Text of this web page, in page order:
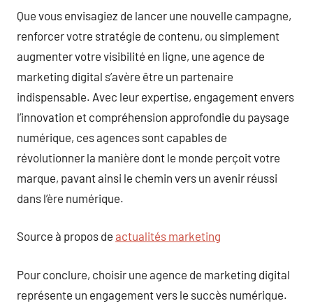
Que vous envisagiez de lancer une nouvelle campagne,
renforcer votre stratégie de contenu, ou simplement
augmenter votre visibilité en ligne, une agence de
marketing digital s’avère être un partenaire
indispensable. Avec leur expertise, engagement envers
l’innovation et compréhension approfondie du paysage
numérique, ces agences sont capables de
révolutionner la manière dont le monde perçoit votre
marque, pavant ainsi le chemin vers un avenir réussi
dans l’ère numérique.
Source à propos de actualités marketing
Pour conclure, choisir une agence de marketing digital
représente un engagement vers le succès numérique.